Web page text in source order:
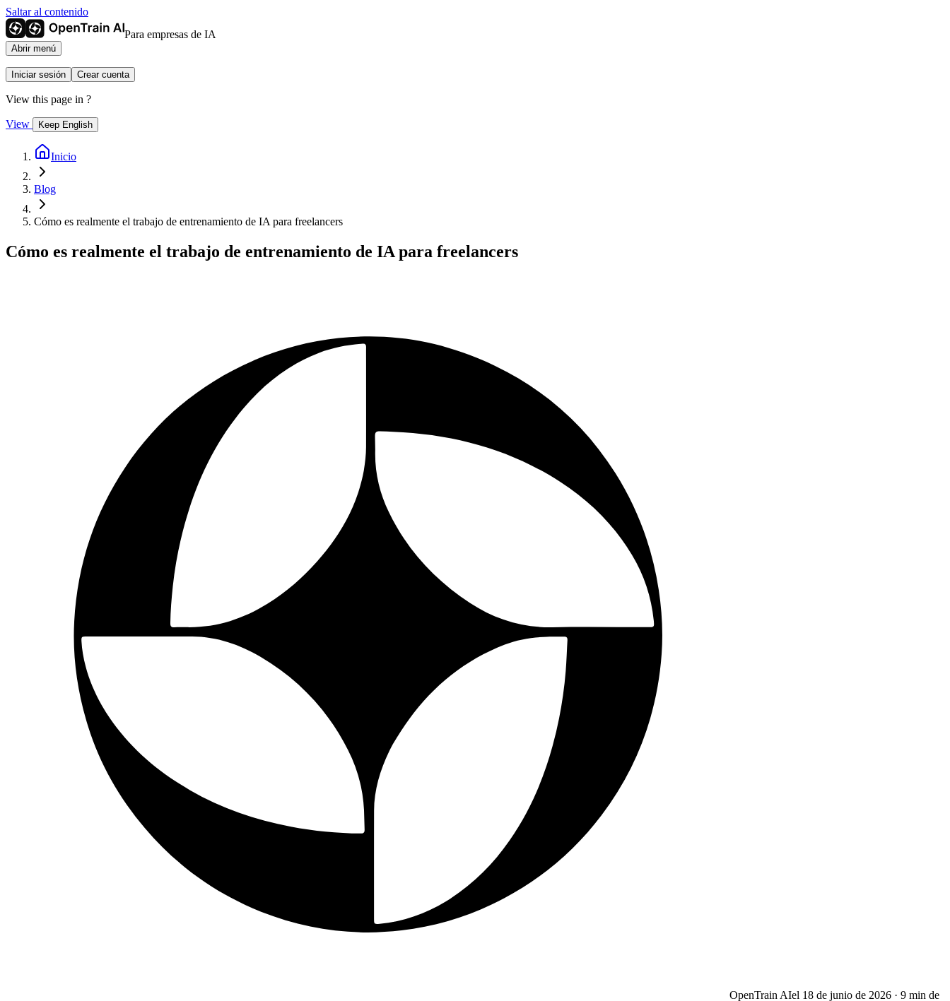
Saltar al contenido
Para empresas de IA
Abrir menú
Iniciar sesión Crear cuenta
View this page in ?
View Keep English
Inicio
Blog
Cómo es realmente el trabajo de entrenamiento de IA para freelancers
Cómo es realmente el trabajo de entrenamiento de IA para freelancers
OpenTrain AIel 18 de junio de 2026 · 9 min de